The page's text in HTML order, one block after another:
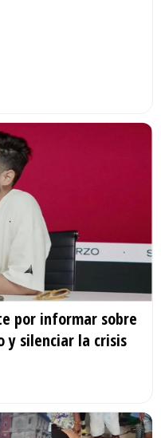
por informar sobre
y silenciar la crisis